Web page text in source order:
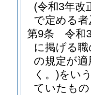
(令和3年改
で定める
第9条
令和
に掲げる
の規定が
く。)をい
ていたも